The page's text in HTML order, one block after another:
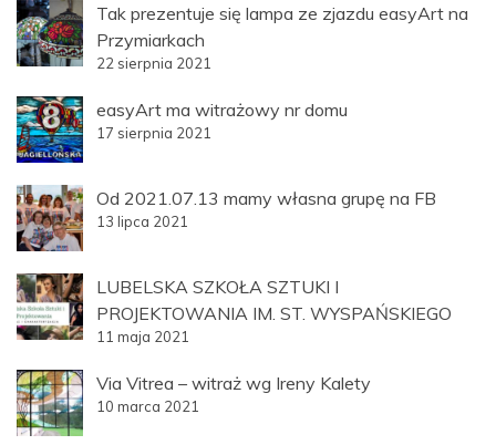
Tak prezentuje się lampa ze zjazdu easyArt na
Przymiarkach
22 sierpnia 2021
easyArt ma witrażowy nr domu
17 sierpnia 2021
Od 2021.07.13 mamy własna grupę na FB
13 lipca 2021
LUBELSKA SZKOŁA SZTUKI I
PROJEKTOWANIA IM. ST. WYSPAŃSKIEGO
11 maja 2021
Via Vitrea – witraż wg Ireny Kalety
10 marca 2021